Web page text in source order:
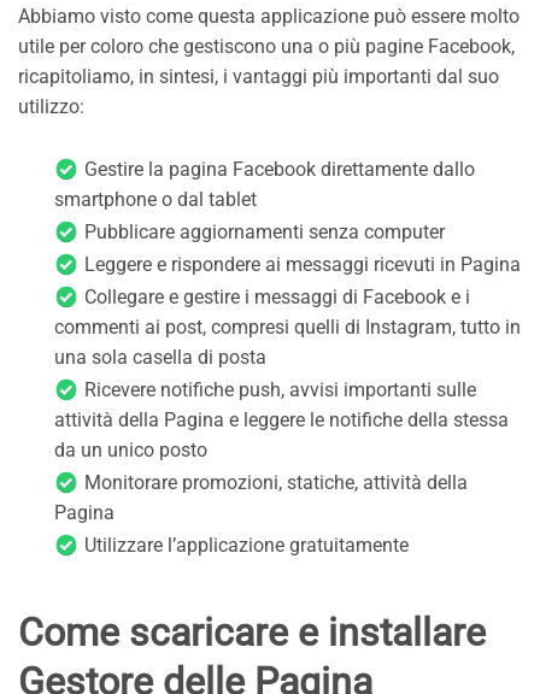
Abbiamo visto come questa applicazione può essere molto
utile per coloro che gestiscono una o più pagine Facebook,
ricapitoliamo, in sintesi, i vantaggi più importanti dal suo
utilizzo:
Gestire la pagina Facebook direttamente dallo
smartphone o dal tablet
Pubblicare aggiornamenti senza computer
Leggere e rispondere ai messaggi ricevuti in Pagina
Collegare e gestire i messaggi di Facebook e i
commenti ai post, compresi quelli di Instagram, tutto in
una sola casella di posta
Ricevere notifiche push, avvisi importanti sulle
attività della Pagina e leggere le notifiche della stessa
da un unico posto
Monitorare promozioni, statiche, attività della
Pagina
Utilizzare l’applicazione gratuitamente
Come scaricare e installare
Gestore delle Pagina